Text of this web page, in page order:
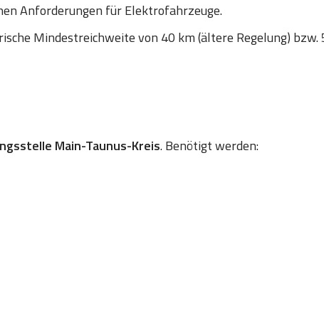
Anforderungen für Elektrofahrzeuge.
Mindestreichweite von 40 km (ältere Regelung) bzw.
Main-Taunus-Kreis. Benötigt werden: